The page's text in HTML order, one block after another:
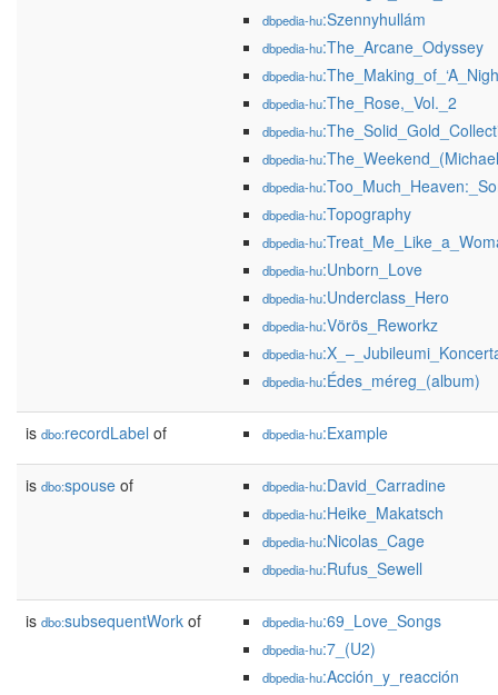
dbpedia-hu:Szennyhullám
dbpedia-hu:The_Arcane_Odyssey
dbpedia-hu
dbpedia-hu:The_Rose,_Vol._2
dbpedia-hu
dbpedia-hu
dbpedia-hu
dbpedia-hu:Topography
dbpedia-hu
dbpedia-hu:Unborn_Love
dbpedia-hu:Underclass_Hero
dbpedia-hu:Vörös_Reworkz
dbpedia-hu
dbpedia-hu:Édes_méreg_(album)
is dbo:recordLabel of dbpedia-hu:Example
is dbo:spouse of dbpedia-hu:David_Carradine
dbpedia-hu:Heike_Makatsch
dbpedia-hu:Nicolas_Cage
dbpedia-hu:Rufus_Sewell
is dbo:subsequentWork of dbpedia-hu:69_Love_Songs
dbpedia-hu:7_(U2)
dbpedia-hu:Acción_y_reacción